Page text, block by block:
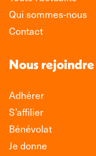
Qui sommes-nous
Contact
Nous rejoindre
Adhérer
S’affilier
Bénévolat
Je donne